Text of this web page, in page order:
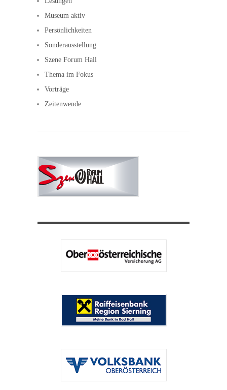
Museum aktiv
Persönlichkeiten
Sonderausstellung
Szene Forum Hall
Thema im Fokus
Vorträge
Zeitenwende